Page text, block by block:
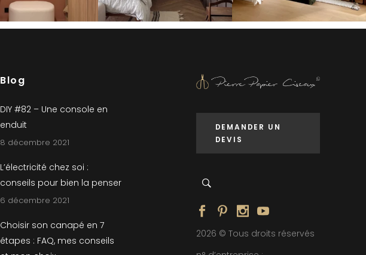
Blog
DIY #82 – Une console en
enduit
8 décembre 2021
L’électricité chez soi :
conseils pour bien la penser
6 décembre 2021
Choisir son canapé en 7
étapes : FAQ, mes conseils
DEMANDER UN
DEVIS
2026 © Tous droits réservés